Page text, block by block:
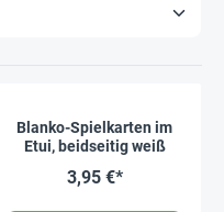
Blanko-Spielkarten im
Etui, beidseitig weiß
3,95 €*